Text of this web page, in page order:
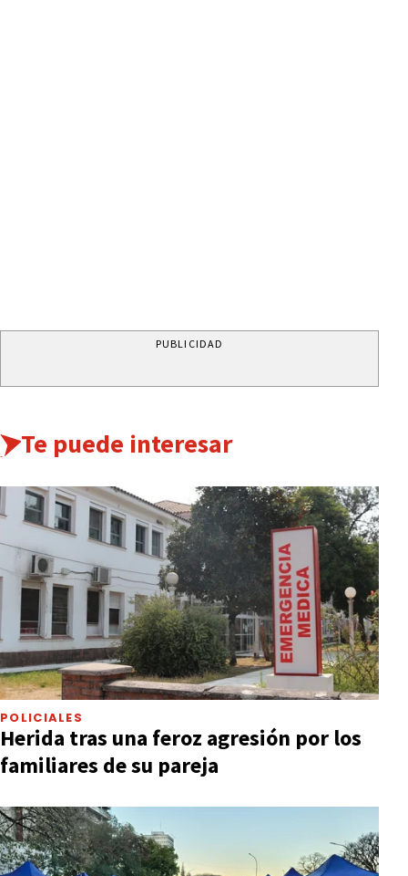
PUBLICIDAD
Te puede interesar
POLICIALES
Herida tras una feroz agresión por los
familiares de su pareja